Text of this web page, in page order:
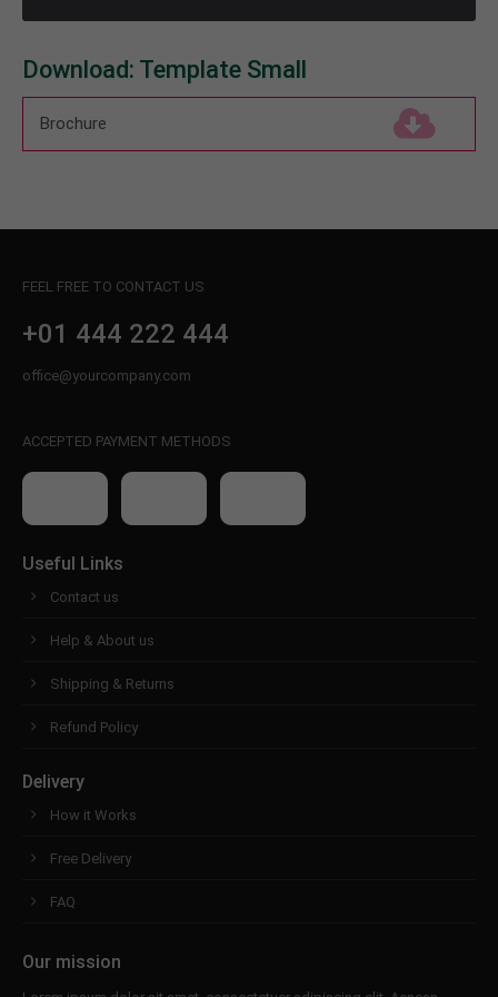
Lorem ipsum dolor sit amet, consectetuer
Aenean commodo ligula eget dolor. Aenean massa.
Download: Template Small
Brochure
FEEL FREE TO CONTACT US
+01 444 222 444
office@yourcompany.com
ACCEPTED PAYMENT METHODS
Useful Links
Contact us
Help & About us
Shipping & Returns
Refund Policy
Delivery
How it Works
Free Delivery
FAQ
Our mission